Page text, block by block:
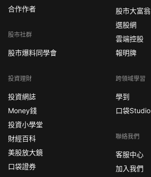
合作作者
股市社群
股市爆料同學會
投資理財
投資網誌
Money錢
投資小學堂
財經百科
美股放大鏡
口袋證券
股市大富翁
選股網
雲端控股
報明牌
跨領域學習
學到
口袋Studio
聯絡我們
客服中心
加入我們